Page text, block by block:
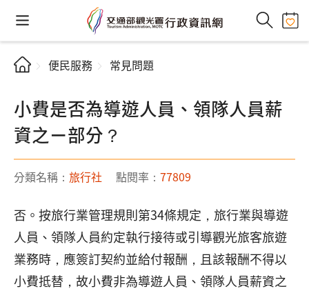
便民服務 常見問題
小費是否為導遊人員、領隊人員薪
資之ㄧ部分？
分類名稱： 旅行社 點閱率： 77809
否。按旅行業管理規則第34條規定，旅行業與導遊
人員、領隊人員約定執行接待或引導觀光旅客旅遊
業務時，應簽訂契約並給付報酬，且該報酬不得以
小費抵替，故小費非為導遊人員、領隊人員薪資之